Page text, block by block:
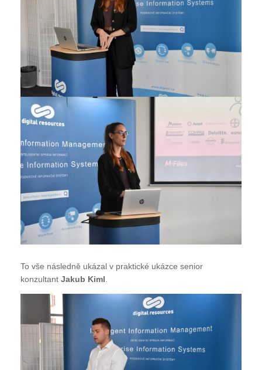
To vše následně ukázal v praktické ukázce senior
konzultant Jakub Kiml